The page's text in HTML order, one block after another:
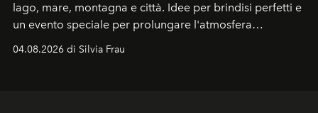
lago, mare, montagna e città. Idee per brindisi perfetti e
un evento speciale per prolungare l'atmosfera
04.08.2026 di Silvia Frau